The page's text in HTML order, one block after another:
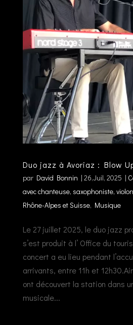
Duo jazz à Avoriaz : Blow
par David Bonnin | 26,Juil, 2025 |
avec chanteuse, saxophoniste,
Rhône-Alpes et Suisse, Musique
Le 27 juillet 2025, le duo jazz
s’est produit à l’ Office du
concert a eu lieu pendant
arrivants, entre 11h et
ont découvert la station dans
musicale...